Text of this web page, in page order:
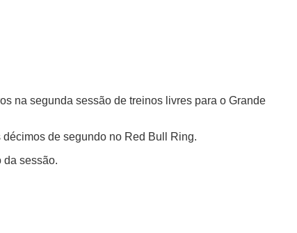
na segunda sessão de treinos livres para o Grande
de segundo no Red Bull Ring.
da sessão.